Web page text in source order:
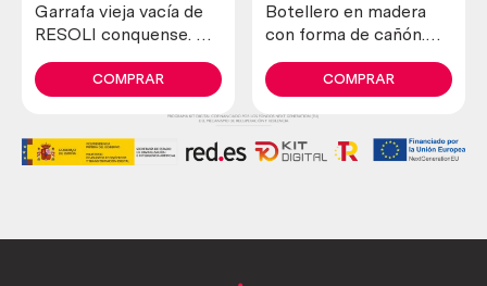
Garrafa vieja vacía de
RESOLI conquense. De
COMPRAR
Botellero en madera
con forma de cañón.
COMPRAR